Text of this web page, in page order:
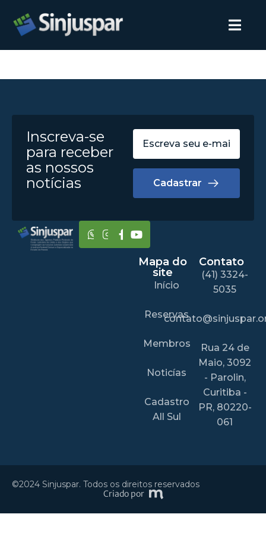
Inscreva-se
para receber
as nossos
notícias
Cadastrar
Mapa do
site
Início
Reservas
Membros
Noticías
Cadastro
All Sul
Contato
(41) 3324-
5035
Rua 24 de
Maio, 3092
- Parolin,
Curitiba -
PR, 80220-
061
©2024 Sinjuspar. Todos os direitos reservados
Criado por